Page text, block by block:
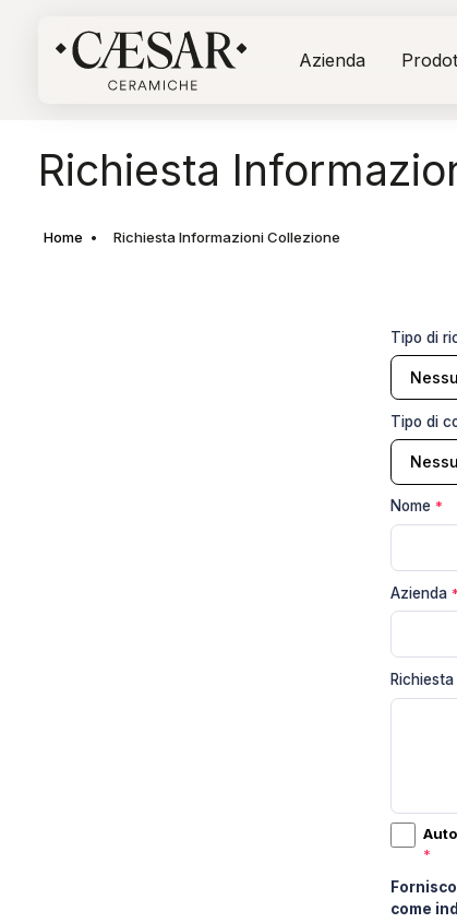
Azienda
Richiesta
Home Richiesta Informazioni Collezione
Tipo di
Tipo di
Nome*
Azienda*
*
come